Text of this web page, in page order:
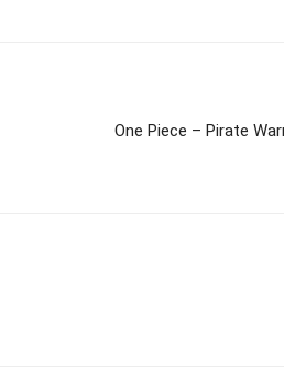
One Piece – Pirate